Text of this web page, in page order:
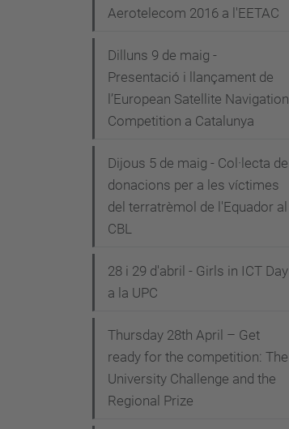
Aerotelecom 2016 a l'EETAC
Dilluns 9 de maig -
Presentació i llançament de
l’European Satellite Navigation
Competition a Catalunya
Dijous 5 de maig - Col·lecta de
donacions per a les víctimes
del terratrèmol de l'Equador al
CBL
28 i 29 d'abril - Girls in ICT Day
a la UPC
Thursday 28th April – Get
ready for the competition: The
University Challenge and the
Regional Prize